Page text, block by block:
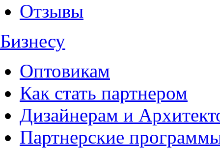
Отзывы
Бизнесу
Оптовикам
Как стать партнером
Дизайнерам и
Партнерские